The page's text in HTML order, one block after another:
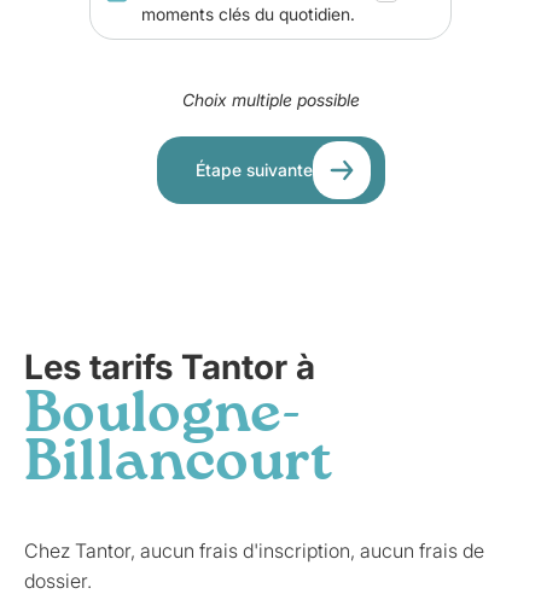
moments clés du quotidien.
Choix multiple possible
Étape suivante
Les tarifs Tantor à
Boulogne-
Billancourt
Chez Tantor, aucun frais d'inscription, aucun frais de
dossier.